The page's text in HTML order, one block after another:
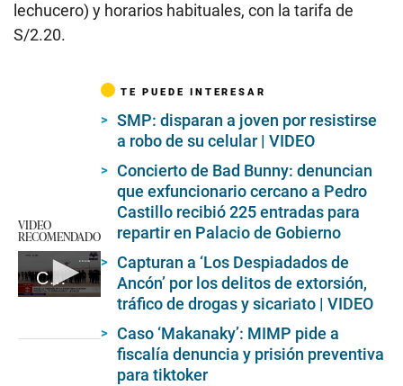
lechucero) y horarios habituales, con la tarifa de
S/2.20.
VIDEO
RECOMENDADO
Caos en frontera de Perú y Chile
TE PUEDE INTERESAR
SMP: disparan a joven por resistirse
a robo de su celular | VIDEO
Concierto de Bad Bunny: denuncian
que exfuncionario cercano a Pedro
Castillo recibió 225 entradas para
repartir en Palacio de Gobierno
Capturan a ‘Los Despiadados de
Ancón’ por los delitos de extorsión,
tráfico de drogas y sicariato | VIDEO
Caso ‘Makanaky’: MIMP pide a
fiscalía denuncia y prisión preventiva
para tiktoker